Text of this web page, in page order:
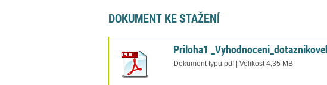
DOKUMENT KE STAŽENÍ
Priloha1
Dokument typu pdf | Velikost 4,35 MB